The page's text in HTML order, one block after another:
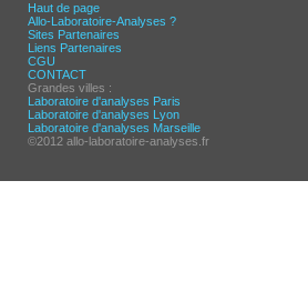
Haut de page
Allo-Laboratoire-Analyses ?
Sites Partenaires
Liens Partenaires
CGU
CONTACT
Grandes villes :
Laboratoire d'analyses Paris
Laboratoire d'analyses Lyon
Laboratoire d'analyses Marseille
©2012 allo-laboratoire-analyses.fr